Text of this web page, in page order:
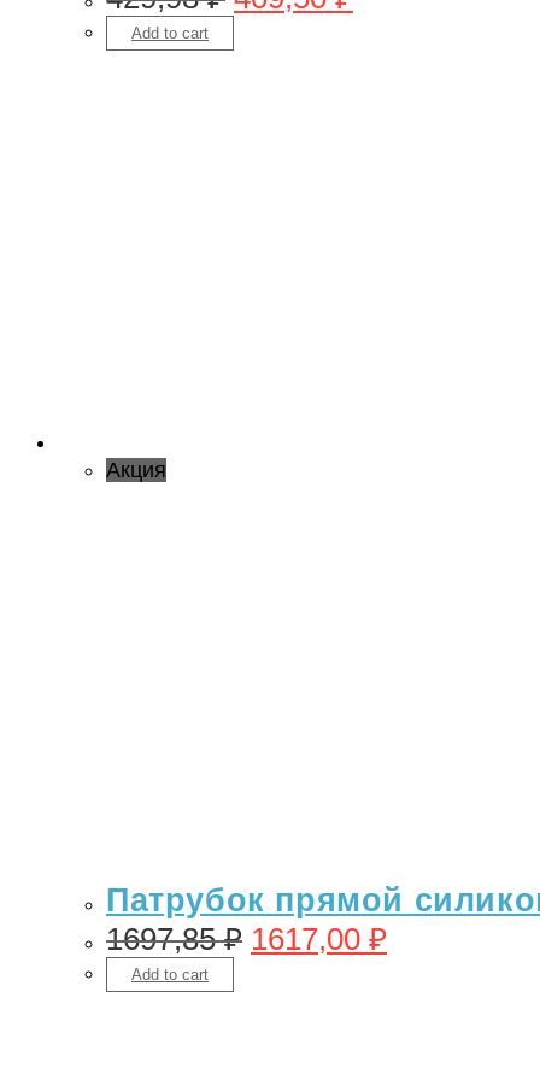
Add to cart
Акция
Патрубок прямой
1697,85₽ 1617,00 ₽
Add to cart